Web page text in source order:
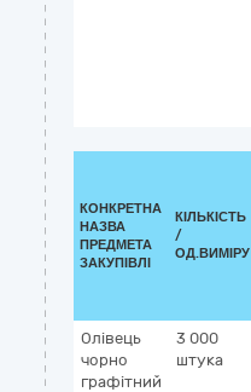
КОНКРЕТНА
НАЗВА
ПРЕДМЕТА
ЗАКУПІВЛІ
КІЛЬКІСТЬ
/
ОД.ВИМІРУ
Олівець
чорно
графітний
3 000
штука